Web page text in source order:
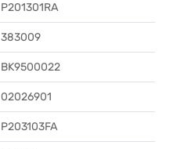
P201301RA
383009
BK9500022
02026901
P203103FA